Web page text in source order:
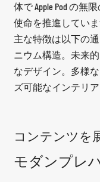
体で Apple Pod の
使命を推進していま
主な特徴は以下の
ニウム構造。未来
なデザイン。多様
ズ可能なインテリア
コンテンツを
モダンプレ